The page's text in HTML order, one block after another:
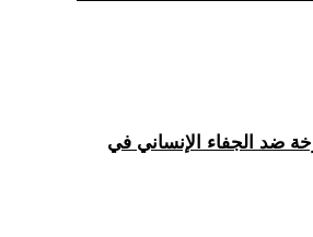
ضد الجفاء الإنساني في